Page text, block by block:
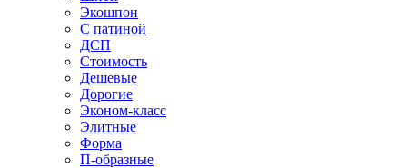
Экошпон
С патиной
ДСП
Стоимость
Дешевые
Дорогие
Эконом-класс
Элитные
Форма
П-образные